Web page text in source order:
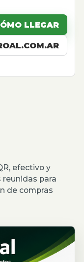
LLEGAR
efectivo y
para
de compras